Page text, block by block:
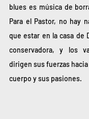
blues es música de
Para el Pastor, no hay
que estar en la casa de
conservadora, y los
dirigen sus fuerzas
cuerpo y sus pasiones.